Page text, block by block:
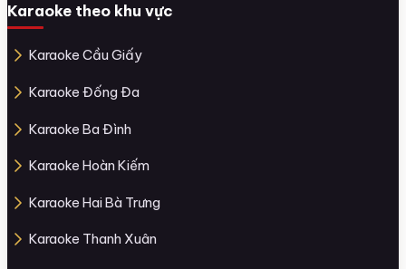
Karaoke theo khu vực
Karaoke Cầu Giấy
Karaoke Đống Đa
Karaoke Ba Đình
Karaoke Hoàn Kiếm
Karaoke Hai Bà Trưng
Karaoke Thanh Xuân